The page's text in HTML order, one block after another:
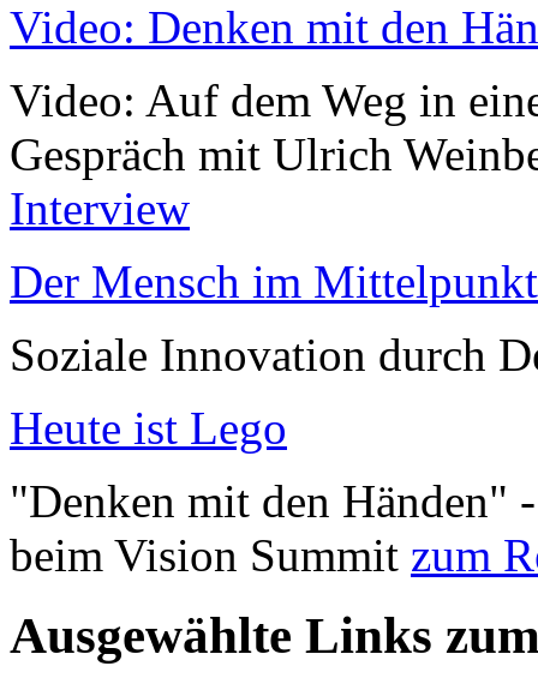
Video: Denken mit den
Video: Auf dem Weg in
Gespräch mit Ulrich
Interview
Der Mensch im Mittelpunkt
Soziale Innovation durch
Heute ist Lego
"Denken mit den Händen"
beim Vision Summit zum
Ausgewählte Links